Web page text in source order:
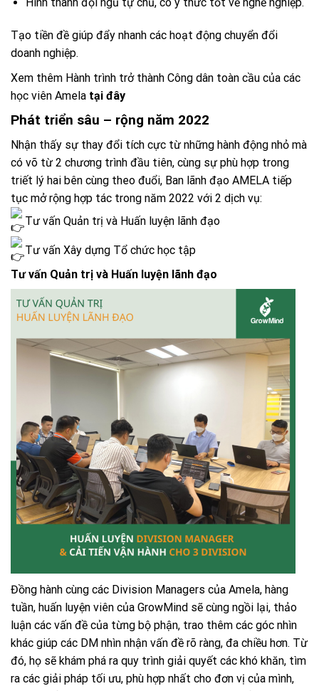
Hình thành đội ngũ tự chủ, có ý thức tốt về nghề nghiệp.
Tạo tiền đề giúp đẩy nhanh các hoạt động chuyển đổi
doanh nghiệp.
Xem thêm Hành trình trở thành Công dân toàn cầu của các
học viên Amela tại đây
Phát triển sâu – rộng năm 2022
Nhận thấy sự thay đổi tích cực từ những hành động nhỏ mà
có võ từ 2 chương trình đầu tiên, cùng sự phù hợp trong
triết lý hai bên cùng theo đuổi, Ban lãnh đạo AMELA tiếp
tục mở rộng hợp tác trong năm 2022 với 2 dịch vụ:
Tư vấn Quản trị và Huấn luyện lãnh đạo
Tư vấn Xây dựng Tổ chức học tập
Tư vấn Quản trị và Huấn luyện lãnh đạo
Đồng hành cùng các Division Managers của Amela, hàng
tuần, huấn luyện viên của GrowMind sẽ cùng ngồi lại, thảo
luận các vấn đề của từng bộ phận, trao thêm các góc nhìn
khác giúp các DM nhìn nhận vấn đề rõ ràng, đa chiều hơn. Từ
đó, họ sẽ khám phá ra quy trình giải quyết các khó khăn, tìm
ra các giải pháp tối ưu, phù hợp nhất cho đơn vị của mình,